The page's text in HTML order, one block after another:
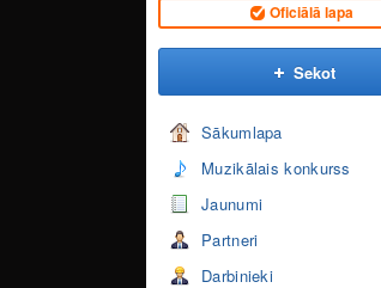
Oficiālā lapa
Sekot
Sākumlapa
Muzikālais konkurss
Jaunumi
Partneri
Darbinieki